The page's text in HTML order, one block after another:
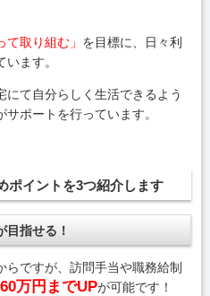
て取り組む」 を目標に、日々利
ます。
にて自分らしく生活できるよう
サポートを行っています。
ポイントを3つ紹介します
指せる！
らですが、訪問手当や職務給制
万円までUPが可能です！